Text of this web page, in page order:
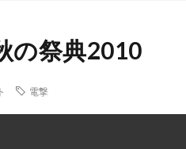
の祭典2010
電撃